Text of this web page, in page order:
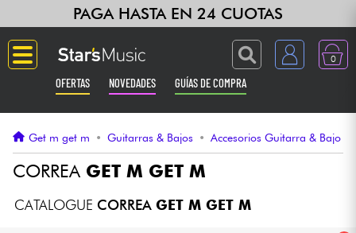
PAGA HASTA EN 24 CUOTAS
0
OFERTAS NOVEDADES GUÍAS DE COMPRA
Guitarras & Bajos
Ampli & Efectos
Get m get m • Guitarras & Bajos • Accesorios Guitarra & Bajo
CORREA GET M GET M
CATALOGUE CORREA GET M GET M